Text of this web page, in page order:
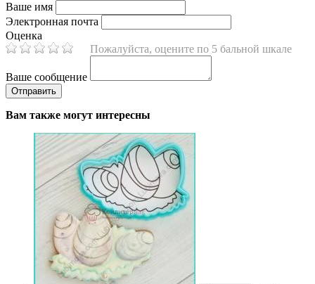
Ваше имя
Электронная почта
Оценка
Пожалуйста, оцените по 5 бальной шкале
Ваше сообщение
Вам также могут интересны